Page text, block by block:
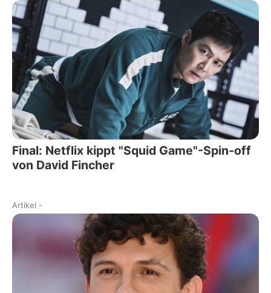
Final: Netflix kippt "Squid Game"-Spin-off
von David Fincher
Artikel -